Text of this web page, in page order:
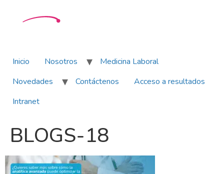
Inicio Nosotros
Medicina Laboral
Novedades
Contáctenos
Acceso a resultados
Intranet
BLOGS-18